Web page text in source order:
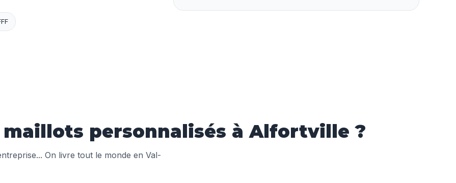
maillots personnalisés à Alfortville ?
On livre tout le monde en Val-